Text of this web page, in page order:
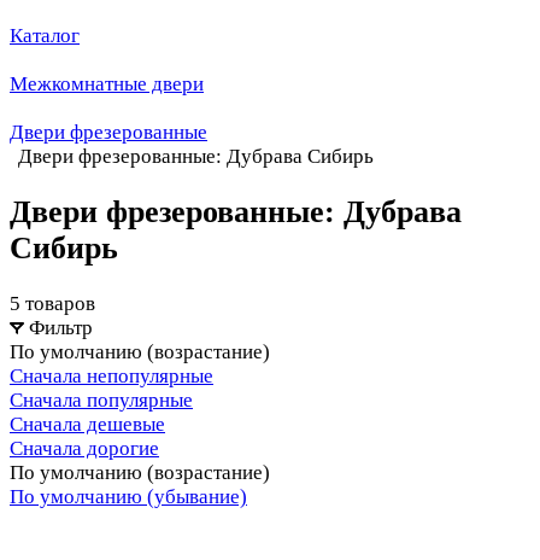
Каталог
Межкомнатные двери
Двери фрезерованные
Двери фрезерованные: Дубрава Сибирь
Двери фрезерованные: Дубрава
Сибирь
5 товаров
Фильтр
По умолчанию (возрастание)
Сначала непопулярные
Сначала популярные
Сначала дешевые
Сначала дорогие
По умолчанию (возрастание)
По умолчанию (убывание)